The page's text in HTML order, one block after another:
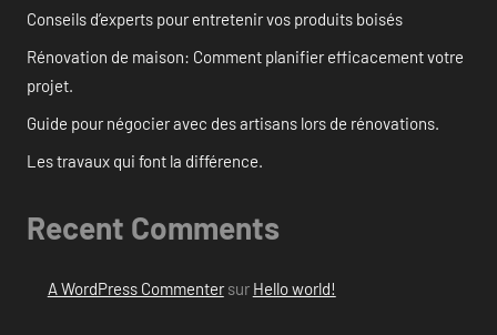
Conseils d’experts pour entretenir vos produits boisés
Rénovation de maison: Comment planifier efficacement votre
projet.
Guide pour négocier avec des artisans lors de rénovations.
Les travaux qui font la différence.
Recent Comments
A WordPress Commentersur Hello world!